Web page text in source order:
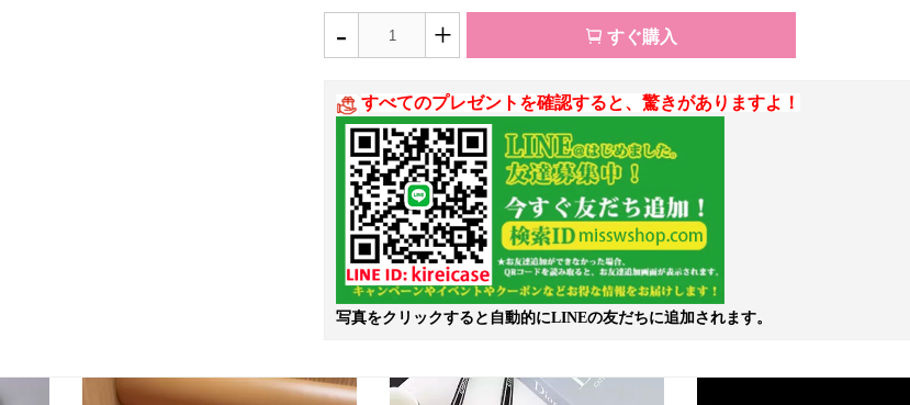
- + すぐ購入
すべてのプレゼントを確認すると、驚きがありますよ！
写真をクリックすると自動的にLINEの友だちに追加されます。